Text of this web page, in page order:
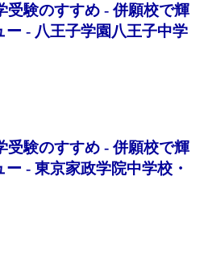
受験のすすめ - 併願校で輝
ー - 八王子学園八王子中学
受験のすすめ - 併願校で輝
- 東京家政学院中学校・